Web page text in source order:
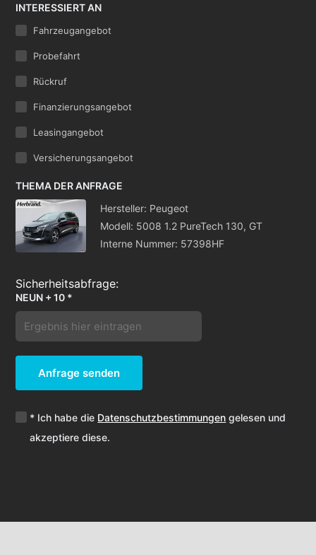
INTERESSIERT AN
Fahrzeugangebot
Probefahrt
Rückruf
Finanzierungsangebot
Leasingangebot
Versicherungsangebot
THEMA DER ANFRAGE
Hersteller: Peugeot
Modell: 5008 1.2 PureTech 130, GT
Interne Nummer: 57398HF
NEUN + 10 *
Anfrage senden
* Ich habe die Datenschutzbestimmungen gelesen und
akzeptiere diese.